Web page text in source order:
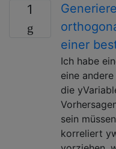
1
einer
Ich habe
eine andere
die
sein
korreliert